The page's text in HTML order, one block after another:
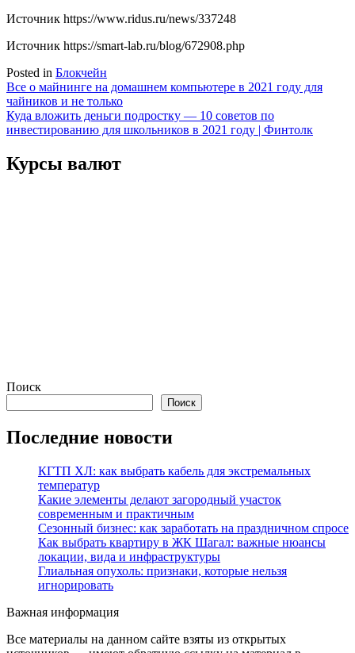
Источник https://www.ridus.ru/news/337248
Источник https://smart-lab.ru/blog/672908.php
Posted in Блокчейн
Навигация
по
записям
Все о майнинге на домашнем компьютере в 2021 году для
чайников и не только
Куда вложить деньги подростку — 10 советов по
инвестированию для школьников в 2021 году | Финтолк
Курсы валют
Поиск
Поиск
Последние новости
КГТП ХЛ: как выбрать кабель для экстремальных
температур
Какие элементы делают загородный участок
современным и практичным
Сезонный бизнес: как заработать на праздничном спросе
Как выбрать квартиру в ЖК Шагал: важные нюансы
локации, вида и инфраструктуры
Глиальная опухоль: признаки, которые нельзя
игнорировать
Важная информация
Все материалы на данном сайте взяты из открытых